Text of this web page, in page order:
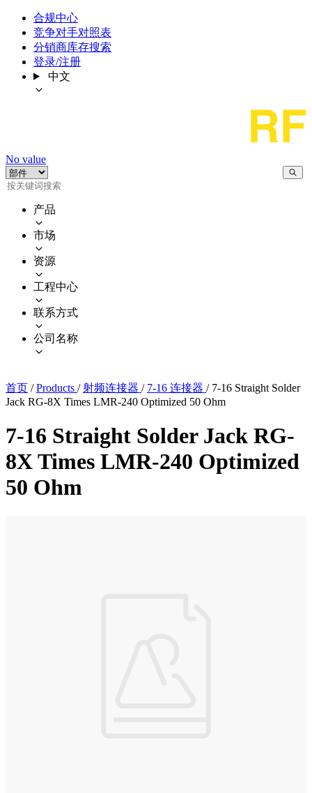
合规中心
竞争对手对照表
分销商库存搜索
登录/注册
中文
No value
产品
市场
资源
工程中心
联系方式
公司名称
首页 / Products / 射频连接器 / 7-16 连接器 / 7-16 Straight Solder
Jack RG-8X Times LMR-240 Optimized 50 Ohm
7-16 Straight Solder Jack RG-
8X Times LMR-240 Optimized
50 Ohm